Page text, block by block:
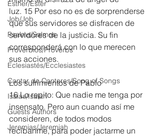
Esther/Ester
Job/Job
Psalms/Salmos
Proverbios/Proverbs
Eclesiastés/Ecclesiastes
Cantar de Cantares/Song of Songs
Isaías/Isaiah
Guests Authors
Jeremias/Jeremiah
luz. 15 Por eso no es de sorprenderse
que sus servidores se disfracen de
servidores de la justicia. Su fin
corresponderá con lo que merecen
sus acciones.
Los sufrimientos de Pablo
16 Lo repito: Que nadie me tenga por
insensato. Pero aun cuando así me
consideren, de todos modos
recíbanme, para poder jactarme un